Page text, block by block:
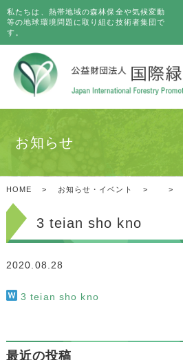
私たちは、熱帯地域の森林保全や気候変動
等の地球環境問題に取り組む技術者集団で
す。
お知らせ
HOME > お知らせ・イベント > >
3 teian sho kno
2020.08.28
3 teian sho kno
最近の投稿